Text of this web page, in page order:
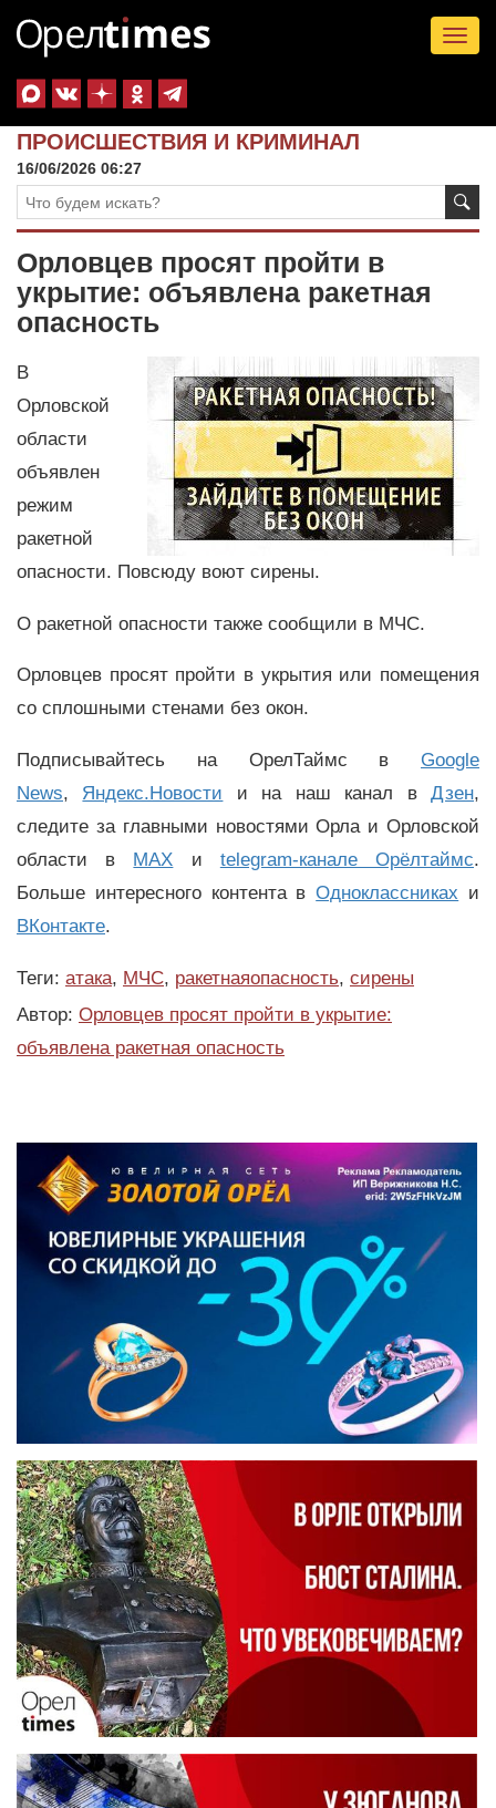
ПРОИСШЕСТВИЯ И КРИМИНАЛ
16/06/2026 06:27
Орловцев просят пройти в
укрытие: объявлена ракетная
опасность
В
Орловской
области
объявлен
режим
ракетной
опасности. Повсюду воют сирены.
О ракетной опасности также сообщили в МЧС.
Орловцев просят пройти в укрытия или помещения
со сплошными стенами без окон.
Подписывайтесь на ОрелТаймс в Google
News, Яндекс.Новости и на наш канал вДзен,
следите за главными новостями Орла и Орловской
области в MAX и telegram-канале Орёлтаймс.
Больше интересного контента вОдноклассниках и
ВКонтакте.
Теги: атака, МЧС, ракетнаяопасность, сирены
Автор: Орловцев просят пройти в укрытие:
объявлена ракетная опасность